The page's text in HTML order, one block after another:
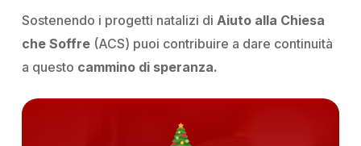
Sostenendo i progetti natalizi di Aiuto alla Chiesa
che Soffre(ACS) puoi contribuire a dare continuità
a questo cammino di speranza.